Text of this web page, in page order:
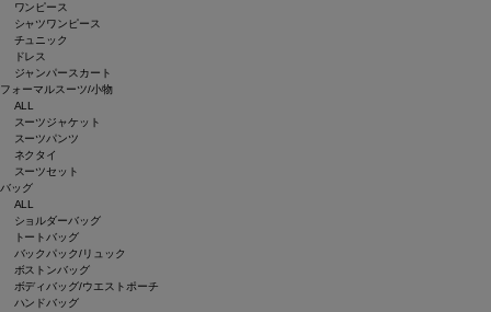
ワンピース
シャツワンピース
チュニック
ドレス
ジャンパースカート
フォーマルスーツ/小物
ALL
スーツジャケット
スーツパンツ
ネクタイ
スーツセット
バッグ
ALL
ショルダーバッグ
トートバッグ
バックパック/リュック
ボストンバッグ
ボディバッグ/ウエストポーチ
ハンドバッグ